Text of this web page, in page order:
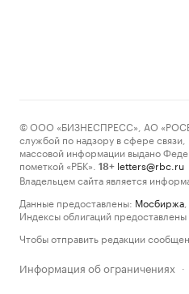
© ООО «БИЗНЕСПРЕСС», АО
службой по надзору в сфере
массовой информации выдано
пометкой «РБК».
18+ letters@rbc.ru
Владельцем сайта является
Данные предоставлены: Мосбиржа
Индексы облигаций предоставлены
Чтобы отправить редакции
Информация об ограничениях ·